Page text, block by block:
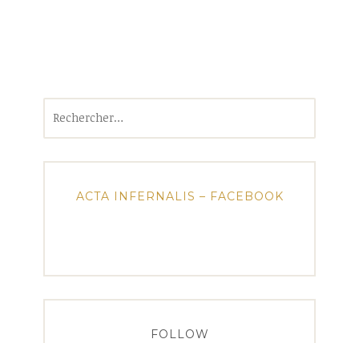
ACTA INFERNALIS – FACEBOOK
FOLLOW